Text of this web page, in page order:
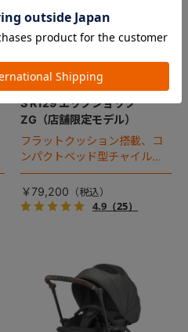
コンビ ホワイトレーベル THE
S R129 エッグショック
ZG（店舗限定モデル）
フラットクッション搭載、コ
ンパクトベッド型チャイルド
シート（2025年モデル）。
￥79,200
4.9（25）